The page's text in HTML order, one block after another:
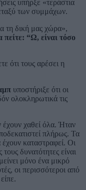
υπήρξε «τεράστια
των συμμάχων.
τη δική μας χώρα»,
“Ω, είναι τόσο
ότι τους αρέσει η
υποστήριξε ότι οι
ολοκληρωτικά τις
έχουν χαθεί όλα. Ήταν
πλήρως. Τα
καταστραφεί. Οι
δυνατότητες είναι
μόνο ένα μικρό
οι περισσότεροι από